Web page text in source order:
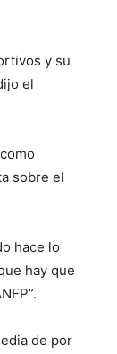
y su
el
sobre el
hace lo
hay que
de por